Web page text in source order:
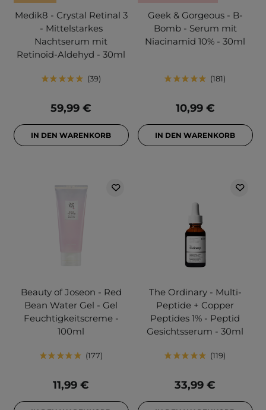
Medik8 - Crystal Retinal 3
- Mittelstarkes
Nachtserum mit
Retinoid-Aldehyd - 30ml
39
59,99 €
IN DEN WARENKORB
Geek & Gorgeous - B-
Bomb - Serum mit
Niacinamid 10% - 30ml
181
10,99 €
IN DEN WARENKORB
Beauty of Joseon - Red
Bean Water Gel - Gel
Feuchtigkeitscreme -
100ml
177
11,99 €
The Ordinary - Multi-
Peptide + Copper
Peptides 1% - Peptid
Gesichtsserum - 30ml
119
33,99 €